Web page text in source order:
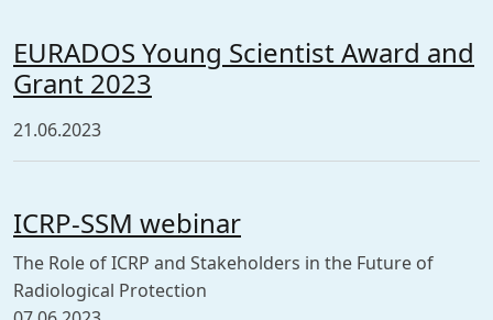
EURADOS Young Scientist Award and
Grant 2023
21.06.2023
ICRP-SSM webinar
The Role of ICRP and Stakeholders in the Future of
Radiological Protection